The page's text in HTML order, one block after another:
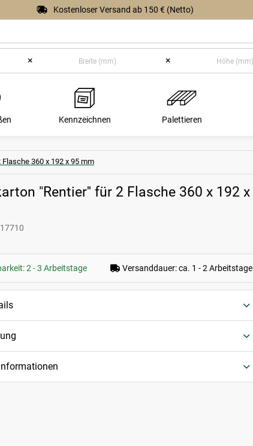
Kostenloser Versand ab 150 € (Netto)
× ×
Kennzeichnen Palettieren
360 x 192 x 95 mm
"Rentier'' für 2 Flasche 360 x 192 x
2 - 3 Arbeitstage Versanddauer: ca. 1 - 2 Arbeitstage